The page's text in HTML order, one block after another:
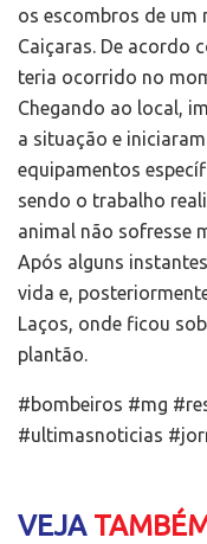
os escombros de um
Caiçaras. De acordo
teria ocorrido no
Chegando ao local,
a situação e
equipamentos
sendo o trabalho
animal não sofresse
Após alguns
vida e,
Laços, onde ficou
plantão.
#bombeiros #mg
#ultimasnoticias
VEJA